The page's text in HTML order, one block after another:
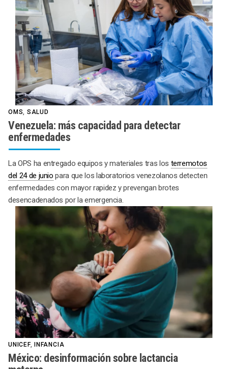
OMS, SALUD
Venezuela: más capacidad para detectar
enfermedades
La OPS ha entregado equipos y materiales tras los terremotos
del 24 de junio para que los laboratorios venezolanos detecten
enfermedades con mayor rapidez y prevengan brotes
desencadenados por la emergencia.
UNICEF,INFANCIA
México: desinformación sobre lactancia